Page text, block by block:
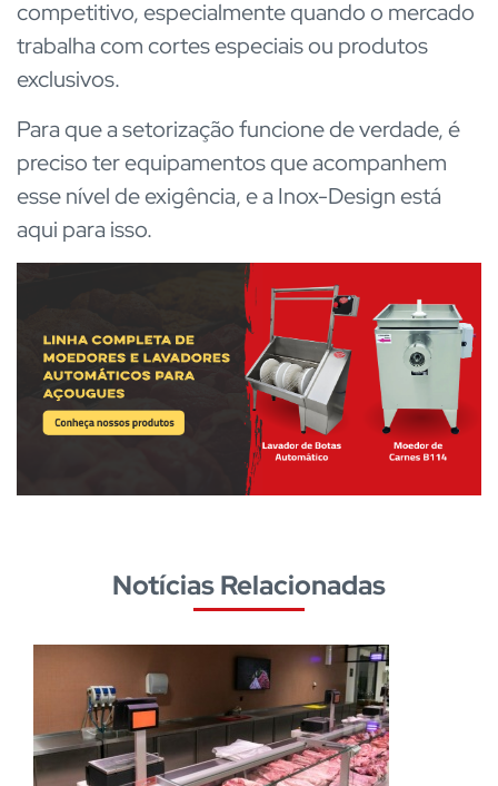
competitivo, especialmente quando o mercado
trabalha com cortes especiais ou produtos
exclusivos.
Para que a setorização funcione de verdade, é
preciso ter equipamentos que acompanhem
esse nível de exigência, e a Inox-Design está
aqui para isso.
Notícias Relacionadas